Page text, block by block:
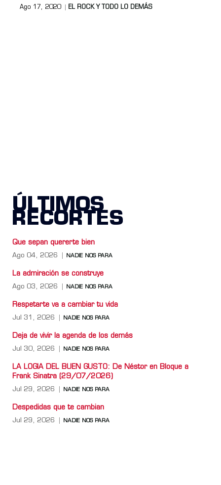
Ago 17, 2020 EL ROCK Y TODO LO DEMÁS
ÚLTIMOS
RECORTES
Que sepan quererte bien
Ago 04, 2026 NADIE NOS PARA
La admiración se construye
Ago 03, 2026 NADIE NOS PARA
Respetarte va a cambiar tu vida
Jul 31, 2026 NADIE NOS PARA
Deja de vivir la agenda de los demás
Jul 30, 2026 NADIE NOS PARA
LA LOGIA DEL BUEN GUSTO: De Néstor en Bloque a
Frank Sinatra (29/07/2026)
Jul 29, 2026 NADIE NOS PARA
Despedidas que te cambian
Jul 29, 2026 NADIE NOS PARA